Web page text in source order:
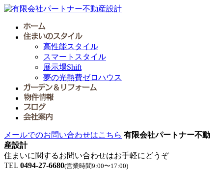
高性能スタイル
スマートスタイル
展示場Shift
夢の光熱費ゼロハウス
メールでのお問い合わせはこちら 有限会社パートナー不動
産設計
住まいに関するお問い合わせはお手軽にどうぞ
TEL 0494-27-6680(営業時間9:00〜17:00)